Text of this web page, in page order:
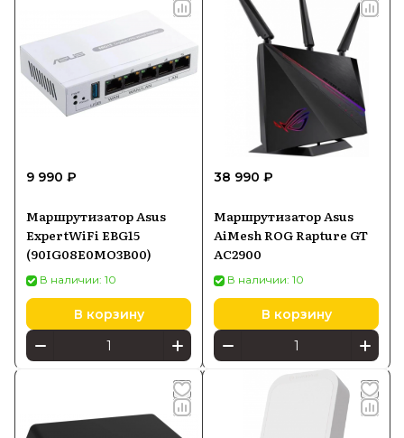
9 990 ₽
Маршрутизатор Asus
ExpertWiFi EBG15
(90IG08E0MO3B00)
В наличии: 10
В корзину
38 990 ₽
Маршрутизатор Asus
AiMesh ROG Rapture GT
AC2900
В наличии: 10
В корзину